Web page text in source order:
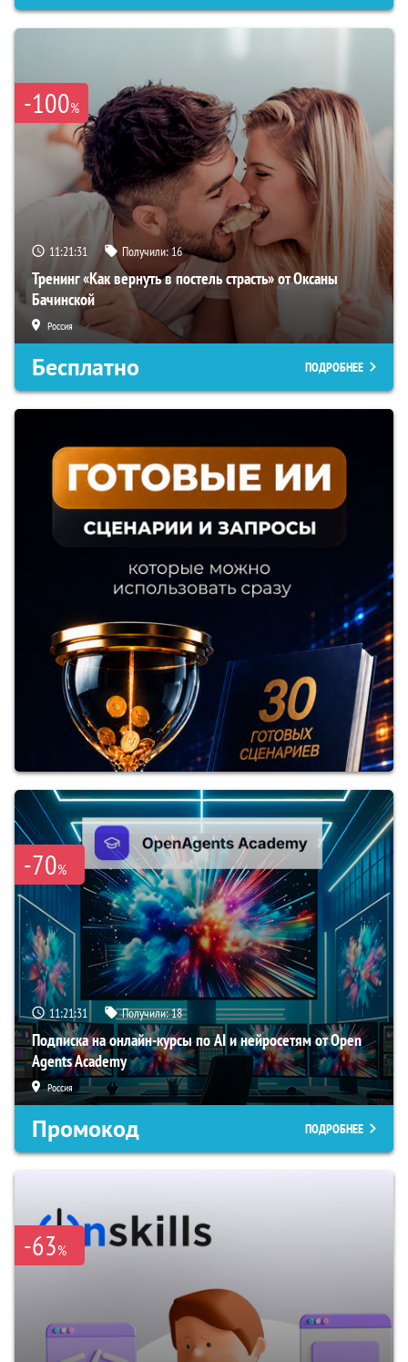
-100%
11:21:31 Получили:16
Тренинг «Как вернуть в постель страсть» от Оксаны
Бачинской
Россия
Бесплатно ПОДРОБНЕЕ
-70%
11:21:31 Получили:18
Подписка на онлайн-курсы по AI и нейросетям от Open
Agents Academy
Россия
Промокод ПОДРОБНЕЕ
-63%